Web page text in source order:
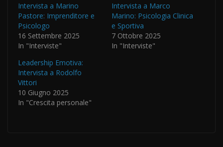
Intervista a Marino
Pastore: Imprenditore e
Psicologo
16 Settembre 2025
In "Interviste"
Intervista a Marco
Marino: Psicologia Clinica
e Sportiva
7 Ottobre 2025
In "Interviste"
Leadership Emotiva:
Intervista a Rodolfo
Vittori
10 Giugno 2025
In "Crescita personale"